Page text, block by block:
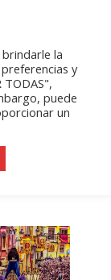
pestañapestaña
Abrir
enlace
en
una
Abrir
enlace
en
una
de
la
y
TODAS",
puede
un